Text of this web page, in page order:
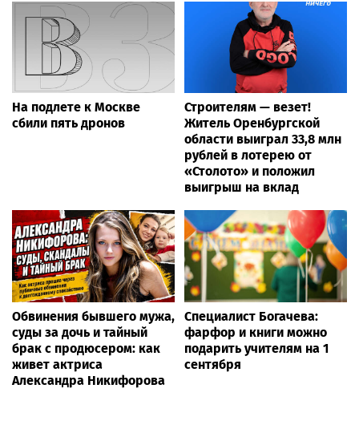
На подлете к Москве
сбили пять дронов
Строителям — везет!
Житель Оренбургской
области выиграл 33,8 млн
рублей в лотерею от
«Столото» и положил
выигрыш на вклад
Обвинения бывшего мужа,
суды за дочь и тайный
брак с продюсером: как
живет актриса
Александра Никифорова
Специалист Богачева:
фарфор и книги можно
подарить учителям на 1
сентября